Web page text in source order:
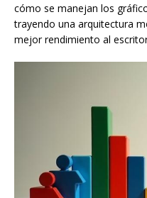
cómo se manejan los
trayendo una arquitectura
mejor rendimiento al